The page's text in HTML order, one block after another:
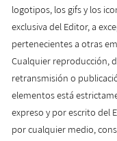
logotipos, los gifs y los
exclusiva del Editor, a
pertenecientes a otras
Cualquier reproducción,
retransmisión o
elementos está
expreso y por escrito del
por cualquier medio,